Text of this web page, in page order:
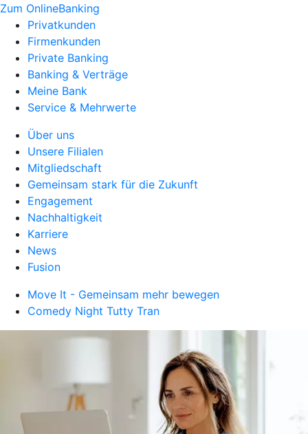
Zum OnlineBanking
Privatkunden
Firmenkunden
Private Banking
Banking & Verträge
Meine Bank
Service & Mehrwerte
Über uns
Unsere Filialen
Mitgliedschaft
Gemeinsam stark für die Zukunft
Engagement
Nachhaltigkeit
Karriere
News
Fusion
Move It - Gemeinsam mehr bewegen
Comedy Night Tutty Tran